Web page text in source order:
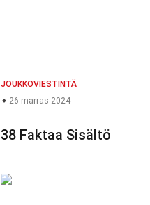
JOUKKOVIESTINTÄ
26 marras 2024
38 Faktaa Sisältö